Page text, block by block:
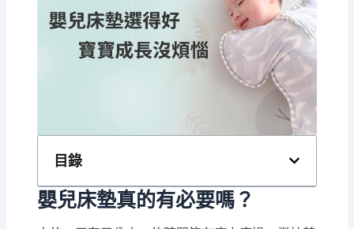
目錄
嬰兒床墊真的有必要嗎？